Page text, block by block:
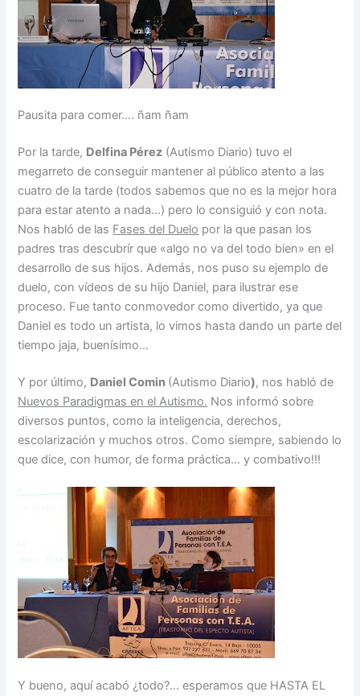
Pausita para comer…. ñam ñam
Por la tarde, Delfina Pérez (Autismo Diario) tuvo el
megarreto de conseguir mantener al público atento a las
cuatro de la tarde (todos sabemos que no es la mejor hora
para estar atento a nada…) pero lo consiguió y con nota.
Nos habló de las Fases del Duelo por la que pasan los
padres tras descubrír que «algo no va del todo bien» en el
desarrollo de sus hijos. Además, nos puso su ejemplo de
duelo, con vídeos de su hijo Daniel, para ilustrar ese
proceso. Fue tanto conmovedor como divertido, ya que
Daniel es todo un artista, lo vimos hasta dando un parte del
tiempo jaja, buenísimo…
Y por último, Daniel Comin (Autismo Diario), nos habló de
Nuevos Paradigmas en el Autismo. Nos informó sobre
diversos puntos, como la inteligencia, derechos,
escolarización y muchos otros. Como siempre, sabiendo lo
que dice, con humor, de forma práctica… y combativo!!!
Y bueno, aquí acabó ¿todo?… esperamos que HASTA EL